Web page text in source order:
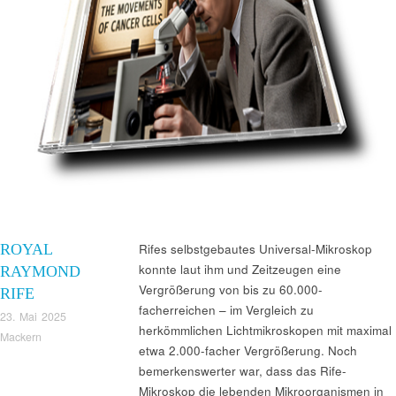
ROYAL
RAYMOND
RIFE
23. Mai 2025
Mackern
Rifes selbstgebautes Universal-Mikroskop
konnte laut ihm und Zeitzeugen eine
Vergrößerung von bis zu 60.000-
facherreichen – im Vergleich zu
herkömmlichen Lichtmikroskopen mit maximal
etwa 2.000-facher Vergrößerung. Noch
bemerkenswerter war, dass das Rife-
Mikroskop die lebenden Mikroorganismen in